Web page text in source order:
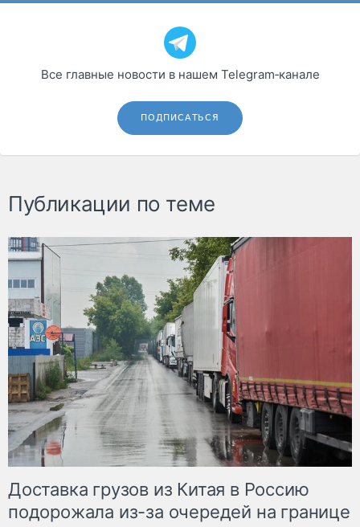
Все главные новости в нашем Telegram‑канале
ПОДПИСАТЬСЯ
Публикации по теме
Доставка грузов из Китая в Россию
подорожала из-за очередей на границе